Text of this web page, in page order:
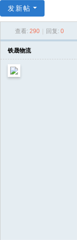
林
发新帖
查看: 290 回复: 0
铁晟物流